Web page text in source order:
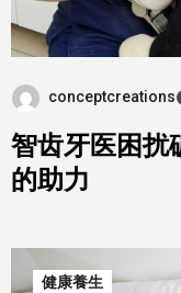
conceptcreations
智齿牙医困扰
的助力
健康養生